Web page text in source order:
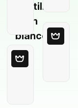
Plantilla
en
blanco